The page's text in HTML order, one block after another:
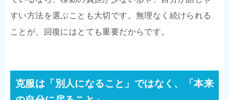
すい方法を選ぶことも大切です。無理なく続けられる
ことが、回復にはとても重要だからです。
克服は「別人になること」ではなく、「本来